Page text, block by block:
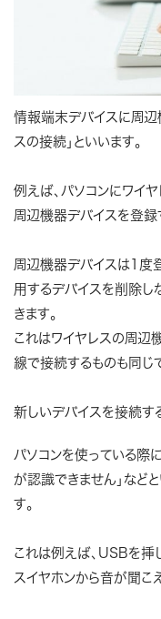
情報端末デバイスに周辺
スの接続」といいます。
例えば、パソコンにワイ
周辺機器デバイスを登録
周辺機器デバイスは1度
用するデバイスを削除し
きます。
これはワイヤレスの周辺
線で接続するものも同じ
新しいデバイスを接続す
パソコンを使っている際
が認識できません」など
す。
これは例えば、USBを挿
スイヤホンから音が聞こ